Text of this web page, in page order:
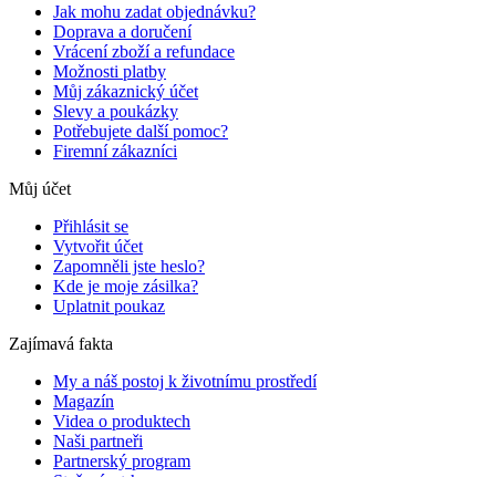
Jak mohu zadat objednávku?
Doprava a doručení
Vrácení zboží a refundace
Možnosti platby
Můj zákaznický účet
Slevy a poukázky
Potřebujete další pomoc?
Firemní zákazníci
Můj účet
Přihlásit se
Vytvořit účet
Zapomněli jste heslo?
Kde je moje zásilka?
Uplatnit poukaz
Zajímavá fakta
My a náš postoj k životnímu prostředí
Magazín
Videa o produktech
Naši partneři
Partnerský program